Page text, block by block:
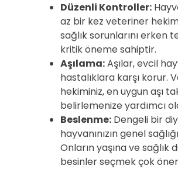
Düzenli Kontroller:
az bir kez veteriner
sağlık sorunlarını erken
kritik öneme sahiptir.
Aşılama:Aşılar, evcil
hastalıklara karşı korur.
hekiminiz, en uygun aşı
belirlemenize yardımcı
Beslenme: Dengeli bir
hayvanınızın genel
Onların yaşına ve sağlık
besinler seçmek çok